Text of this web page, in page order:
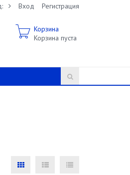
Вход Регистрация
Корзина
Корзина пуста